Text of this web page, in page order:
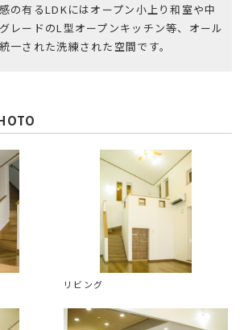
の有るLDKにはオープン小上り和室や中
レードのL型オープンキッチン等、オール
一された洗練された空間です。
リビング